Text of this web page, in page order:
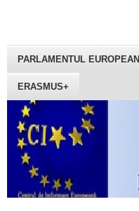
PARLAMENTUL EUROPEAN
ERASMUS+